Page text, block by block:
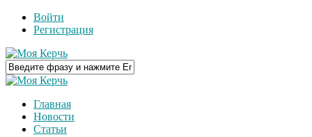
Войти
Регистрация
Главная
Новости
Статьи